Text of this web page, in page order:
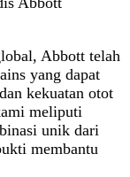
Abbott telah
yang dapat
kekuatan otot
meliputi
unik dari
membantu